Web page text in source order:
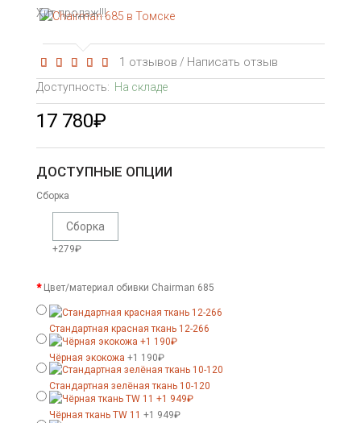
Хит продаж!!!
1 отзывов / Написать отзыв
Доступность: На складе
17 780₽
ДОСТУПНЫЕ ОПЦИИ
Сборка
Сборка
+279₽
Цвет/материал обивки Chairman 685
Стандартная красная ткань 12-266
Чёрная экокожа +1 190₽
Стандартная зелёная ткань 10-120
Чёрная ткань TW 11 +1 949₽